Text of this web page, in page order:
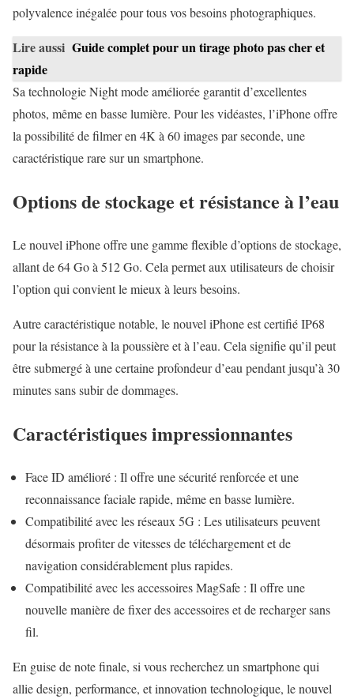
polyvalence inégalée pour tous vos besoins photographiques.
Lire aussi Guide complet pour un tirage photo pas cher et
rapide
Sa technologie Night mode améliorée garantit d’excellentes
photos, même en basse lumière. Pour les vidéastes, l’iPhone offre
la possibilité de filmer en 4K à 60 images par seconde, une
caractéristique rare sur un smartphone.
Options de stockage et résistance à l’eau
Le nouvel iPhone offre une gamme flexible d’options de stockage,
allant de 64 Go à 512 Go. Cela permet aux utilisateurs de choisir
l’option qui convient le mieux à leurs besoins.
Autre caractéristique notable, le nouvel iPhone est certifié IP68
pour la résistance à la poussière et à l’eau. Cela signifie qu’il peut
être submergé à une certaine profondeur d’eau pendant jusqu’à 30
minutes sans subir de dommages.
Caractéristiques impressionnantes
Face ID amélioré : Il offre une sécurité renforcée et une
reconnaissance faciale rapide, même en basse lumière.
Compatibilité avec les réseaux 5G : Les utilisateurs peuvent
désormais profiter de vitesses de téléchargement et de
navigation considérablement plus rapides.
Compatibilité avec les accessoires MagSafe : Il offre une
nouvelle manière de fixer des accessoires et de recharger sans
fil.
En guise de note finale, si vous recherchez un smartphone qui
allie design, performance, et innovation technologique, le nouvel